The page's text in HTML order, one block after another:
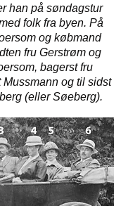
han på søndagstur
folk fra byen. På
og købmand
fru Gerstrøm og
bagerst fru
Mussmann og til sidst
(eller Søeberg).